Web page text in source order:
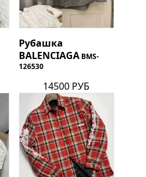
Рубашка
BALENCIAGA BMS-
126530
14500 РУБ